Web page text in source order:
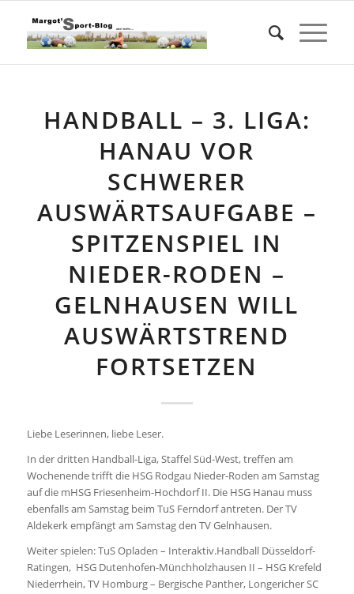
HANDBALL – 3. LIGA:
HANAU VOR
SCHWERER
AUSWÄRTSAUFGABE –
SPITZENSPIEL IN
NIEDER-RODEN –
GELNHAUSEN WILL
AUSWÄRTSTREND
FORTSETZEN
Liebe Leserinnen, liebe Leser.
In der dritten Handball-Liga, Staffel Süd-West, treffen am
Wochenende trifft die HSG Rodgau Nieder-Roden am Samstag
auf die mHSG Friesenheim-Hochdorf II. Die HSG Hanau muss
ebenfalls am Samstag beim TuS Ferndorf antreten. Der TV
Aldekerk empfängt am Samstag den TV Gelnhausen.
Weiter spielen: TuS Opladen – Interaktiv.Handball Düsseldorf-
Ratingen, HSG Dutenhofen-Münchholzhausen II – HSG Krefeld
Niederrhein, TV Homburg – Bergische Panther, Longericher SC